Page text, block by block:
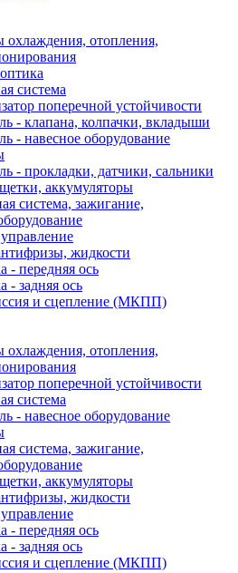
охлаждения, отопления,
система
поперечной устойчивости
- клапана, колпачки, вкладыши
- навесное оборудование
- прокладки, датчики, сальники
аккумуляторы
система, зажигание,
жидкости
- передняя ось
- задняя ось
и сцепление (МКПП)
охлаждения, отопления,
поперечной устойчивости
система
- навесное оборудование
система, зажигание,
аккумуляторы
жидкости
- передняя ось
- задняя ось
и сцепление (МКПП)